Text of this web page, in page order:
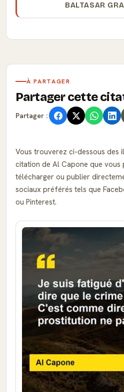
BALTASAR
À PARTAGER
Partager cette
Partager :
Vous trouverez ci-dessous des
citation de Al Capone que
télécharger ou publier
sociaux préférés tels que
ou Pinterest.